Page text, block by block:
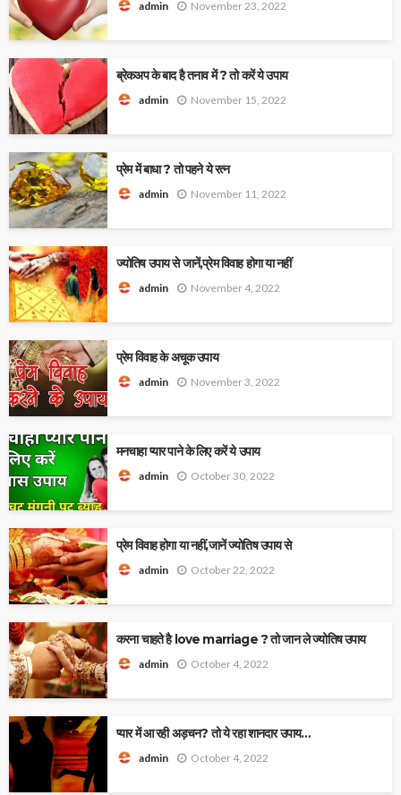
admin November 23, 2022
ब्रेकअप के बाद है तनाव में ? तो करें ये उपाय
admin November 15, 2022
प्रेम में बाधा ? तो पहने ये रत्न
admin November 11, 2022
ज्योतिष उपाय से जानें,प्रेम विवाह होगा या नहीं
admin November 4, 2022
प्रेम विवाह के अचूक उपाय
admin November 3, 2022
मनचाहा प्यार पाने के लिए करें ये उपाय
admin October 30, 2022
प्रेम विवाह होगा या नहीं,जानें ज्योतिष उपाय से
admin October 22, 2022
करना चाहते है love marriage ? तो जान ले ज्योतिष उपाय
admin October 4, 2022
प्यार में आ रही अड़चन? तो ये रहा शानदार उपाय…
admin October 4, 2022